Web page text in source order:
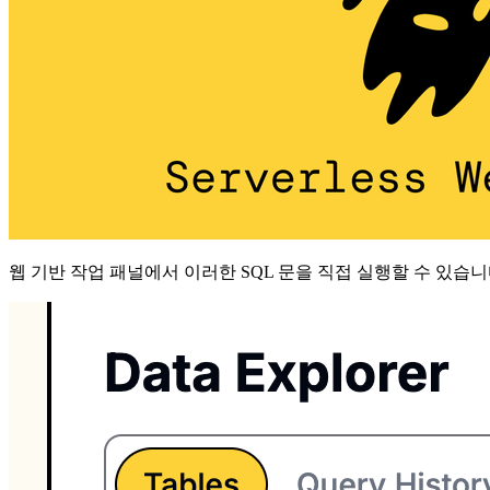
웹 기반 작업 패널에서 이러한 SQL 문을 직접 실행할 수 있습